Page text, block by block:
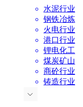
水泥行业
钢铁冶炼
火电行业
港口行业
锂电化工
煤炭矿山
商砼行业
铸造行业